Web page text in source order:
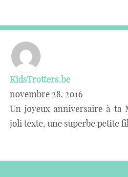
KidsTrotters.be
novembre 28, 2016
Un joyeux anniversaire à ta
joli texte, une superbe petite